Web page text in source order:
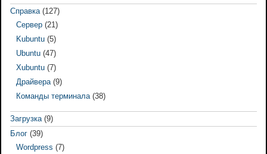
Справка (127)
Сервер (21)
Kubuntu (5)
Ubuntu (47)
Xubuntu (7)
Драйвера (9)
Команды терминала (38)
Загрузка (9)
Блог (39)
Wordpress (7)